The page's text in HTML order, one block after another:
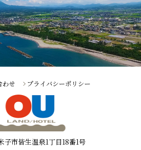
わせ プライバシーポリシー
子市皆生温泉1丁目18番1号